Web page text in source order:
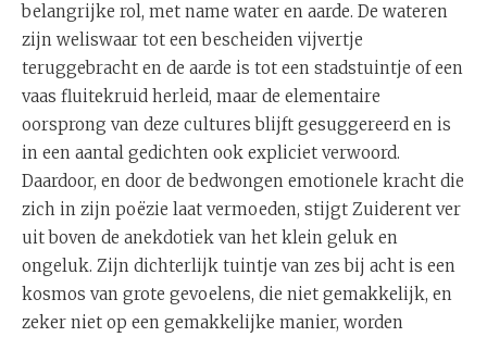
belangrijke rol, met name water en aarde. De wateren
zijn weliswaar tot een bescheiden vijvertje
teruggebracht en de aarde is tot een stadstuintje of een
vaas fluitekruid herleid, maar de elementaire
oorsprong van deze cultures blijft gesuggereerd en is
in een aantal gedichten ook expliciet verwoord.
Daardoor, en door de bedwongen emotionele kracht die
zich in zijn poëzie laat vermoeden, stijgt Zuiderent ver
uit boven de anekdotiek van het klein geluk en
ongeluk. Zijn dichterlijk tuintje van zes bij acht is een
kosmos van grote gevoelens, die niet gemakkelijk, en
zeker niet op een gemakkelijke manier, worden